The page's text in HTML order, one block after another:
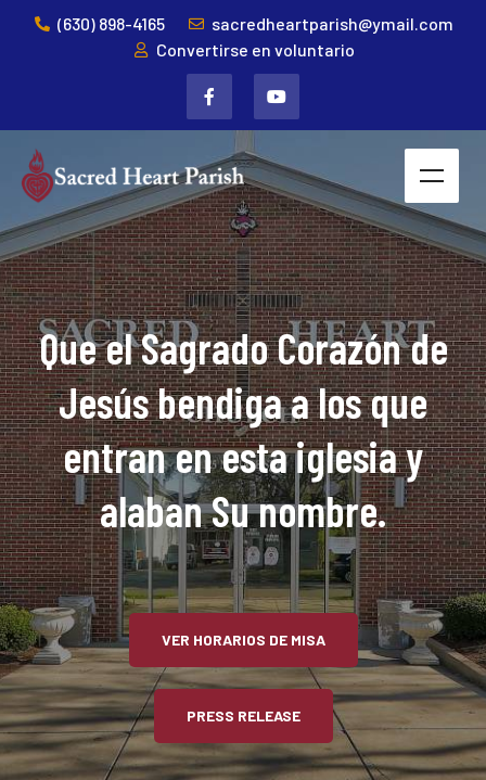
(630) 898-4165
sacredheartparish@ymail.com
Convertirse en voluntario
Que el Sagrado Corazón de
Jesús bendiga a los que
entran en esta iglesia y
alaban Su nombre.
VER HORARIOS DE MISA
PRESS RELEASE